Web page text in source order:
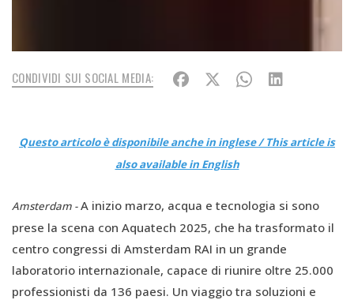
CONDIVIDI SUI SOCIAL MEDIA:
Questo articolo è disponibile anche in inglese / This article is
also available in English
Amsterdam -A inizio marzo, acqua e tecnologia si sono
prese la scena con Aquatech 2025, che ha trasformato il
centro congressi di Amsterdam RAI in un grande
laboratorio internazionale, capace di riunire oltre 25.000
professionisti da 136 paesi. Un viaggio tra soluzioni e